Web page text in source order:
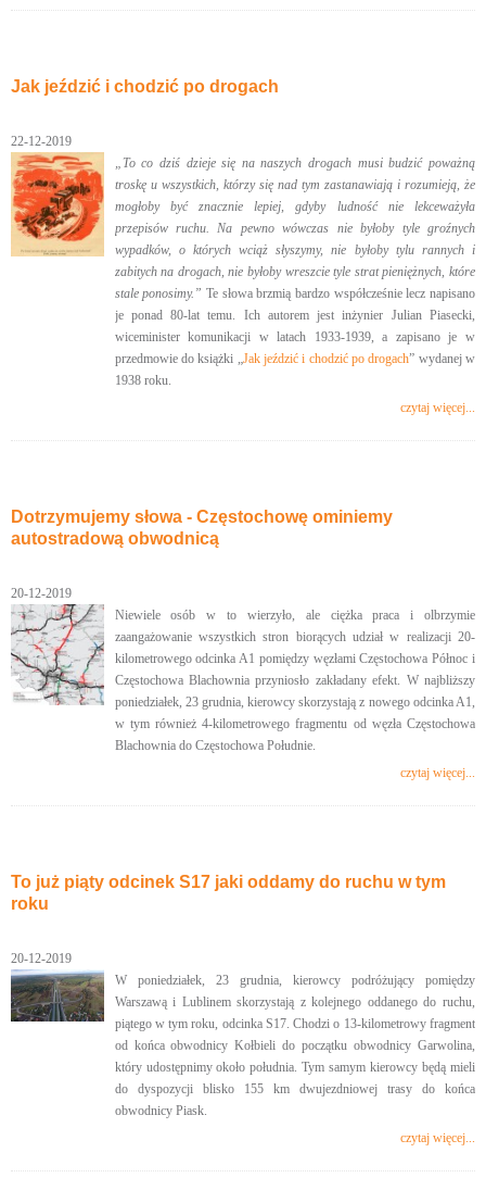
Jak jeździć i chodzić po drogach
22-12-2019
„To co dziś dzieje się na naszych drogach musi budzić poważną
troskę u wszystkich, którzy się nad tym zastanawiają i rozumieją, że
mogłoby być znacznie lepiej, gdyby ludność nie lekceważyła
przepisów ruchu. Na pewno wówczas nie byłoby tyle groźnych
wypadków, o których wciąż słyszymy, nie byłoby tylu rannych i
zabitych na drogach, nie byłoby wreszcie tyle strat pieniężnych, które
stale ponosimy.” Te słowa brzmią bardzo współcześnie lecz napisano
je ponad 80-lat temu. Ich autorem jest inżynier Julian Piasecki,
wiceminister komunikacji w latach 1933-1939, a zapisano je w
przedmowie do książki „Jak jeździć i chodzić po drogach” wydanej w
1938 roku.
czytaj więcej...
Dotrzymujemy słowa - Częstochowę ominiemy
autostradową obwodnicą
20-12-2019
Niewiele osób w to wierzyło, ale ciężka praca i olbrzymie
zaangażowanie wszystkich stron biorących udział w realizacji 20-
kilometrowego odcinka A1 pomiędzy węzłami Częstochowa Północ i
Częstochowa Blachownia przyniosło zakładany efekt. W najbliższy
poniedziałek, 23 grudnia, kierowcy skorzystają z nowego odcinka A1,
w tym również 4-kilometrowego fragmentu od węzła Częstochowa
Blachownia do Częstochowa Południe.
czytaj więcej...
To już piąty odcinek S17 jaki oddamy do ruchu w tym
roku
20-12-2019
W poniedziałek, 23 grudnia, kierowcy podróżujący pomiędzy
Warszawą i Lublinem skorzystają z kolejnego oddanego do ruchu,
piątego w tym roku, odcinka S17. Chodzi o 13-kilometrowy fragment
od końca obwodnicy Kołbieli do początku obwodnicy Garwolina,
który udostępnimy około południa. Tym samym kierowcy będą mieli
do dyspozycji blisko 155 km dwujezdniowej trasy do końca
obwodnicy Piask.
czytaj więcej...